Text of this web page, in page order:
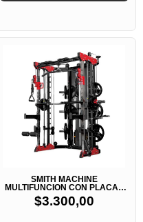
SMITH MACHINE
MULTIFUNCION CON PLACAS
BK3058
$3.300,00